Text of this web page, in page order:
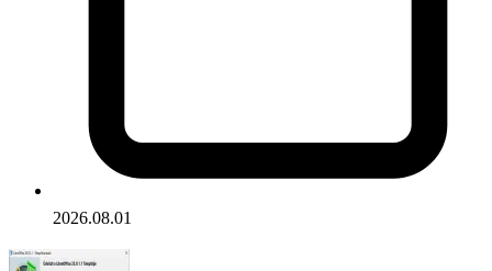
2026.08.01